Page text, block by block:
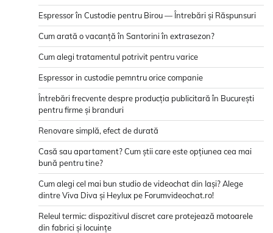
Espressor în Custodie pentru Birou — Întrebări și Răspunsuri
Cum arată o vacanță în Santorini în extrasezon?
Cum alegi tratamentul potrivit pentru varice
Espressor in custodie pemntru orice companie
Întrebări frecvente despre producția publicitară în București
pentru firme și branduri
Renovare simplă, efect de durată
Casă sau apartament? Cum știi care este opțiunea cea mai
bună pentru tine?
Cum alegi cel mai bun studio de videochat din Iași? Alege
dintre Viva Diva și Heylux pe Forumvideochat.ro!
Releul termic: dispozitivul discret care protejează motoarele
din fabrici și locuințe